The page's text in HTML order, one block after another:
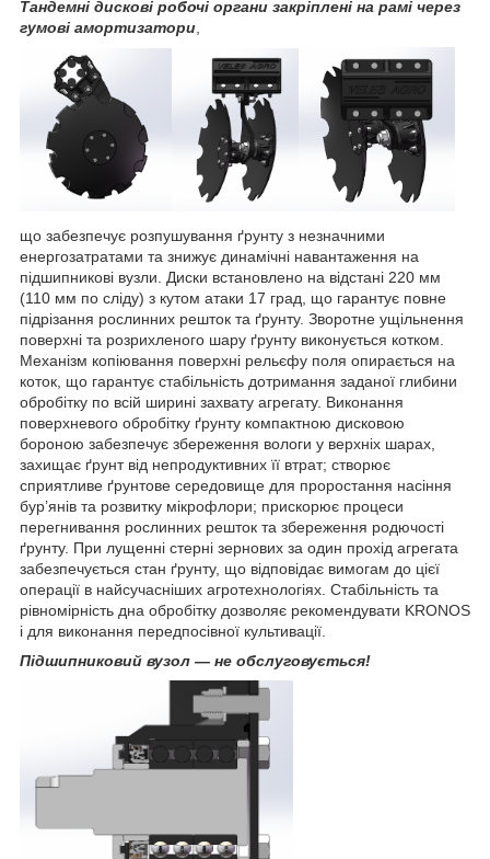
Тандемні дискові робочі органи закріплені на рамі через
гумові амортизатори
що забезпечує розпушування ґрунту з незначними
енергозатратами та знижує динамічні навантаження на
підшипникові вузли. Диски встановлено на відстані 220 мм
(110 мм по сліду) з кутом атаки 17 град, що гарантує повне
підрізання рослинних решток та ґрунту. Зворотне ущільнення
поверхні та розрихленого шару ґрунту виконується котком.
Механізм копіювання поверхні рельєфу поля опирається на
коток, що гарантує стабільність дотримання заданої глибини
обробітку по всій ширині захвату агрегату. Виконання
поверхневого обробітку ґрунту компактною дисковою
бороною забезпечує збереження вологи у верхніх шарах,
захищає ґрунт від непродуктивних її втрат; створює
сприятливе ґрунтове середовище для проростання насіння
бур’янів та розвитку мікрофлори; прискорює процеси
перегнивання рослинних решток та збереження родючості
ґрунту. При лущенні стерні зернових за один прохід агрегата
забезпечується стан ґрунту, що відповідає вимогам до цієї
операції в найсучасніших агротехнологіях. Стабільність та
рівномірність дна обробітку дозволяє рекомендувати KRONOS
і для виконання передпосівної культивації.
Підшипниковий вузол — не обслуговується!